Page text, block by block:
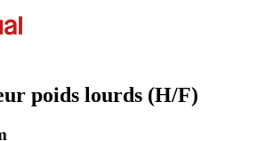
poids lourds (H/F)